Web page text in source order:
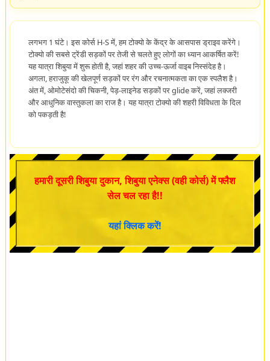
लगभग 1 घंटे। इस कोर्स H-S में, हम टोक्यो के केंद्र के आसपास ड्राइव करेंगे।
टोक्यो की सबसे ट्रेंडी सड़कों पर तेजी से चलते हुए लोगों का ध्यान आकर्षित करें!
यह यात्रा शिबुया में शुरू होती है, जहां शहर की उच्च-ऊर्जा वाइब निस्संदेह है।
अगला, हराजुकू की खेलपूर्ण सड़कों पर रंग और रचनात्मकता का एक स्पलैश है।
अंत में, ओमोटेसंदो की चिकनी, पेड़-लाइनेड सड़कों पर glide करें, जहां लक्जरी
और आधुनिक वास्तुकला का राज है। यह यात्रा टोक्यो की शहरी विविधता के दिल
को पकड़ती है!
हमारी दूसरी शिबुया दुकान, शिबुया एनेक्स (वही कोर्स) में फ्लैश
सेल चल रहा है!!
यहां क्लिक करें!